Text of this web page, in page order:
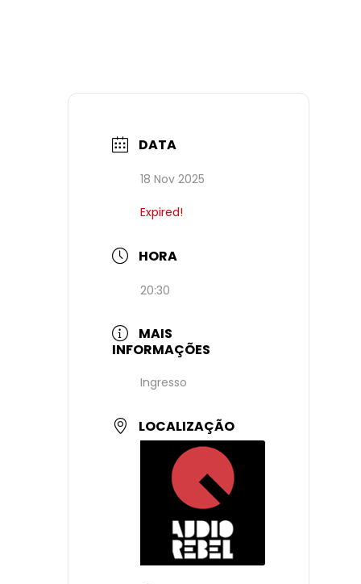
DATA
18 Nov 2025
Expired!
HORA
20:30
MAIS
INFORMAÇÕES
Ingresso
LOCALIZAÇÃO